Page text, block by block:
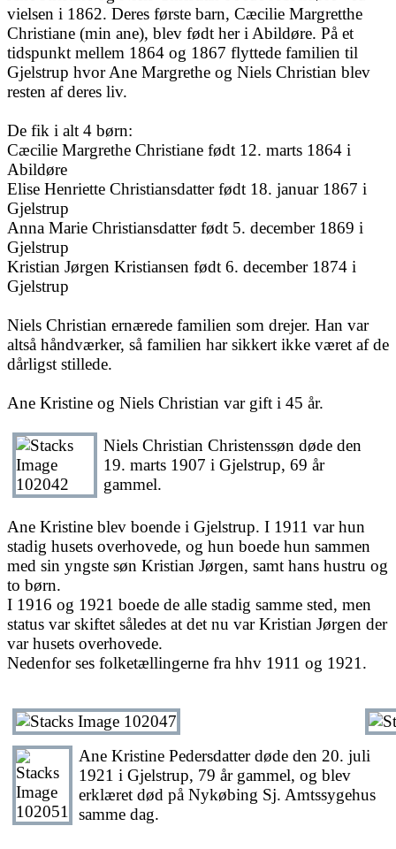
vielsen i 1862. Deres første barn, Cæcilie Margretthe
Christiane (min ane), blev født her i Abildøre. På et
tidspunkt mellem 1864 og 1867 flyttede familien til
Gjelstrup hvor Ane Margrethe og Niels Christian blev
resten af deres liv.
De fik i alt 4 børn:
Cæcilie Margrethe Christiane født 12. marts 1864 i
Abildøre
Elise Henriette Christiansdatter født 18. januar 1867 i
Gjelstrup
Anna Marie Christiansdatter født 5. december 1869 i
Gjelstrup
Kristian Jørgen Kristiansen født 6. december 1874 i
Gjelstrup
Niels Christian ernærede familien som drejer. Han var
altså håndværker, så familien har sikkert ikke været af de
dårligst stillede.
Ane Kristine og Niels Christian var gift i 45 år.
Niels Christian Christenssøn døde den
19. marts 1907 i Gjelstrup, 69 år
gammel.
Ane Kristine blev boende i Gjelstrup. I 1911 var hun
stadig husets overhovede, og hun boede hun sammen
med sin yngste søn Kristian Jørgen, samt hans hustru og
to børn.
I 1916 og 1921 boede de alle stadig samme sted, men
status var skiftet således at det nu var Kristian Jørgen der
var husets overhovede.
Nedenfor ses folketællingerne fra hhv 1911 og 1921.
Ane Kristine Pedersdatter døde den 20. juli
1921 i Gjelstrup, 79 år gammel, og blev
erklæret død på Nykøbing Sj. Amtssygehus
samme dag.